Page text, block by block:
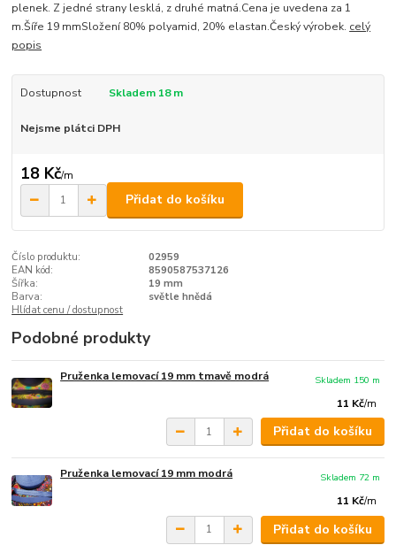
plenek. Z jedné strany lesklá, z druhé matná.Cena je uvedena za 1
m.Šíře 19 mmSložení 80% polyamid, 20% elastan.Český výrobek. celý
popis
Dostupnost Skladem 18 m
Nejsme plátci DPH
18 Kč/m
Přidat do košíku
Číslo produktu:
02959
EAN kód:
8590587537126
Šířka:
19 mm
Barva:
světle hnědá
Hlídat cenu / dostupnost
Podobné produkty
Pruženka lemovací 19 mm tmavě modrá
11 Kč/m
Skladem 150 m
Přidat do košíku
Pruženka lemovací 19 mm modrá
11 Kč/m
Skladem 72 m
Přidat do košíku